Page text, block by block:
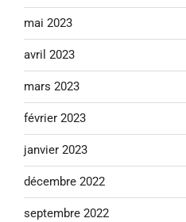
mai 2023
avril 2023
mars 2023
février 2023
janvier 2023
décembre 2022
septembre 2022